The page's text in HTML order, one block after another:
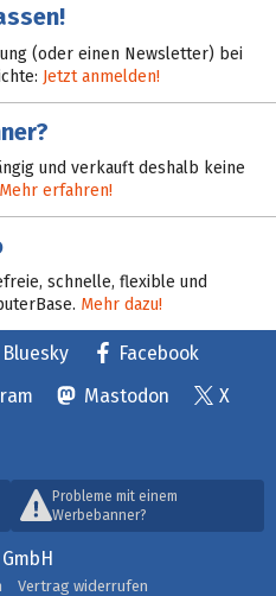
(oder einen Newsletter) bei
Jetzt anmelden!
und verkauft deshalb keine
Mehr erfahren!
schnelle, flexible und
Mehr dazu!
Bluesky
Facebook
Mastodon
X
Probleme mit einem
Werbebanner?
Vertrag widerrufen